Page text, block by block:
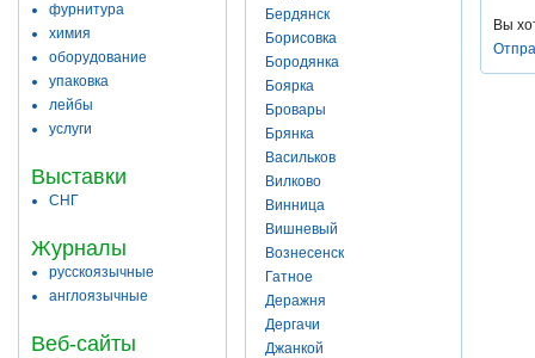
фурнитура
химия
оборудование
упаковка
лейбы
услуги
Выставки
СНГ
Журналы
русскоязычные
англоязычные
Веб-сайты
Бердянск
Борисовка
Бородянка
Боярка
Бровары
Брянка
Васильков
Вилково
Винница
Вишневый
Вознесенск
Гатное
Деражня
Дергачи
Джанкой
Вы